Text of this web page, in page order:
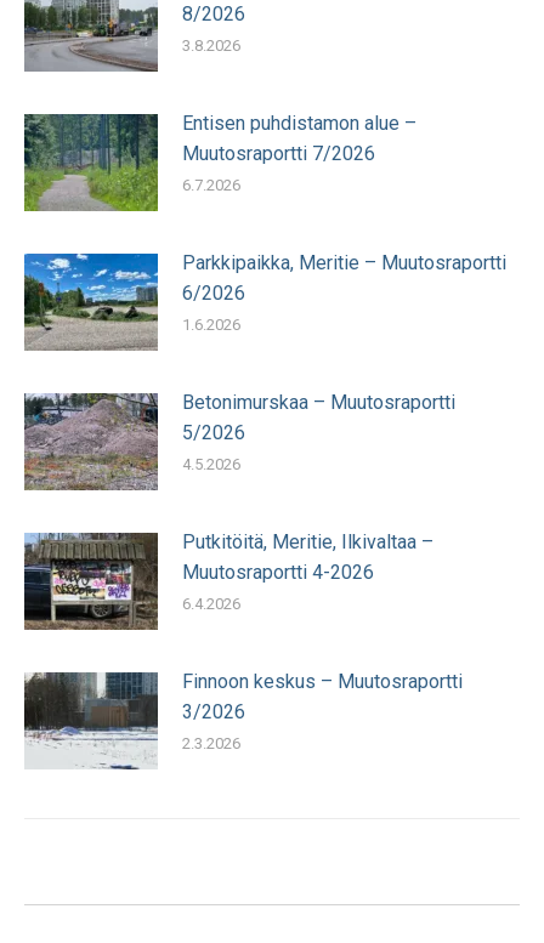
8/2026
3.8.2026
Entisen puhdistamon alue –
Muutosraportti 7/2026
6.7.2026
Parkkipaikka, Meritie – Muutosraportti
6/2026
1.6.2026
Betonimurskaa – Muutosraportti
5/2026
4.5.2026
Putkitöitä, Meritie, Ilkivaltaa –
Muutosraportti 4-2026
6.4.2026
Finnoon keskus – Muutosraportti
3/2026
2.3.2026